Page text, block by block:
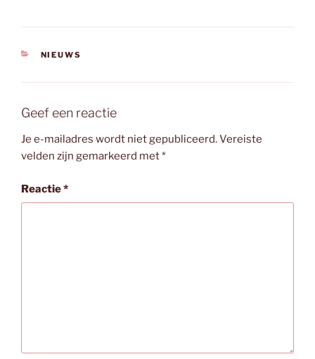
CATEGORIEËN
NIEUWS
Geef een reactie
Je e-mailadres wordt niet gepubliceerd.Vereiste
velden zijn gemarkeerd met*
Reactie*